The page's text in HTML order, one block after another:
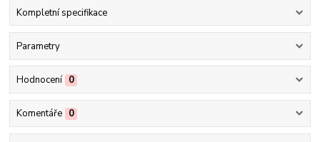
Kompletní specifikace
Parametry
Hodnocení 0
Komentáře 0